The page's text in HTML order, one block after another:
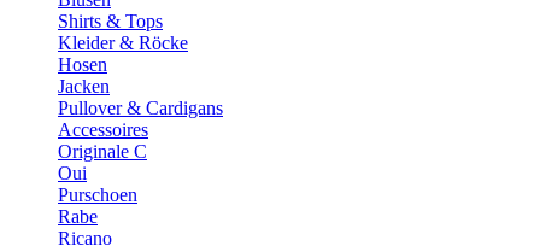
Shirts & Tops
Kleider & Röcke
Hosen
Jacken
Pullover & Cardigans
Accessoires
Originale C
Oui
Purschoen
Rabe
Ricano